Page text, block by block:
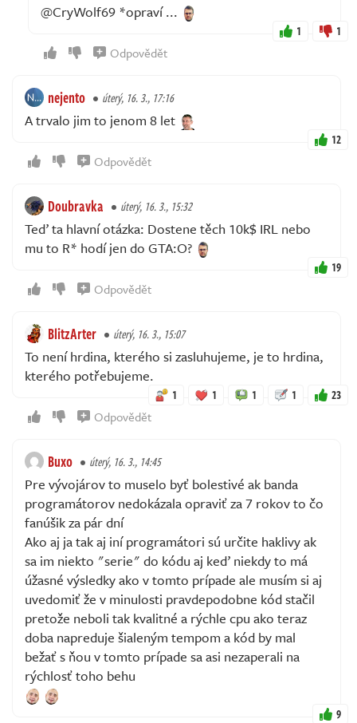
@CryWolf69 *opraví ...
1 1
Odpovědět
nejento úterý, 16. 3., 17:16
A trvalo jim to jenom 8 let
12
Odpovědět
Doubravka úterý, 16. 3., 15:32
Teď ta hlavní otázka: Dostene těch 10k$ IRL nebo
mu to R* hodí jen do GTA:O?
19
Odpovědět
BlitzArter úterý, 16. 3., 15:07
To není hrdina, kterého si zasluhujeme, je to hrdina,
kterého potřebujeme.
1 1 1 1 23
Odpovědět
Buxo úterý, 16. 3., 14:45
Pre vývojárov to muselo byť bolestivé ak banda
programátorov nedokázala opraviť za 7 rokov to čo
fanúšik za pár dní
Ako aj ja tak aj iní programátori sú určite haklivy ak
sa im niekto "serie" do kódu aj keď niekdy to má
úžasné výsledky ako v tomto prípade ale musím si aj
uvedomiť že v minulosti pravdepodobne kód stačil
pretože neboli tak kvalitné a rýchle cpu ako teraz
doba napreduje šialeným tempom a kód by mal
bežať s ňou v tomto prípade sa asi nezaperali na
rýchlosť toho behu
9